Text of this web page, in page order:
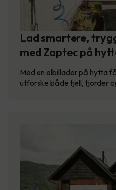
Lad smartere,
med Zaptec på
Med en elbillader på hytta
utforske både fjell, fjorder